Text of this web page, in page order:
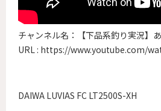
チャンネル名：【下品系釣り実況】
URL : https://www.youtube.com/
DAIWA LUVIAS FC LT2500S-XH